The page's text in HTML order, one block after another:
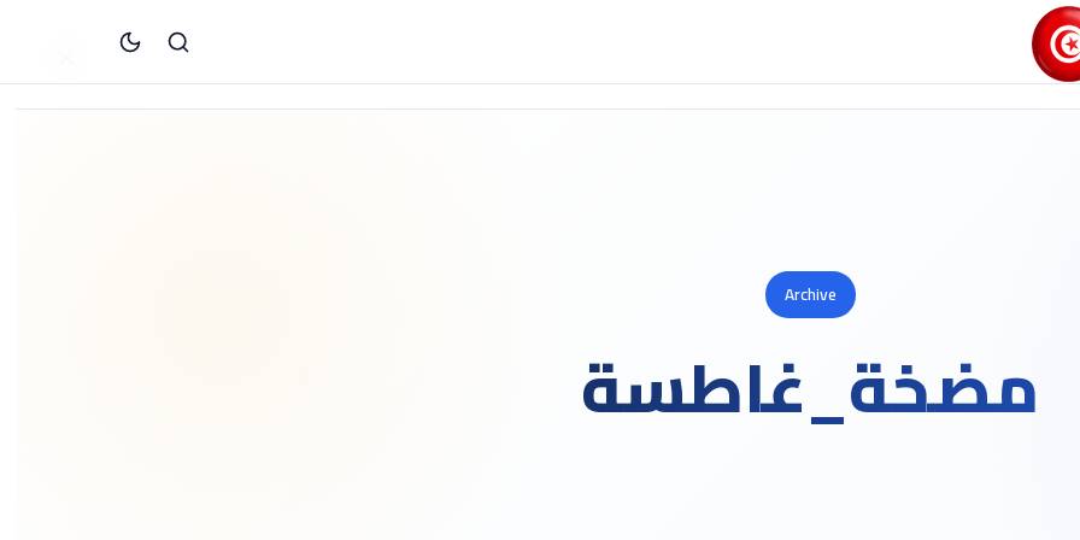
Archive
مضخة_غاطسة